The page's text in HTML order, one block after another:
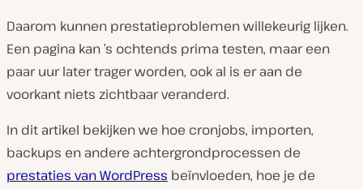
Daarom kunnen prestatieproblemen willekeurig lijken.
Een pagina kan ’s ochtends prima testen, maar een
paar uur later trager worden, ook al is er aan de
voorkant niets zichtbaar veranderd.
In dit artikel bekijken we hoe cronjobs, importen,
backups en andere achtergrondprocessen de
prestaties van WordPress beïnvloeden, hoe je de